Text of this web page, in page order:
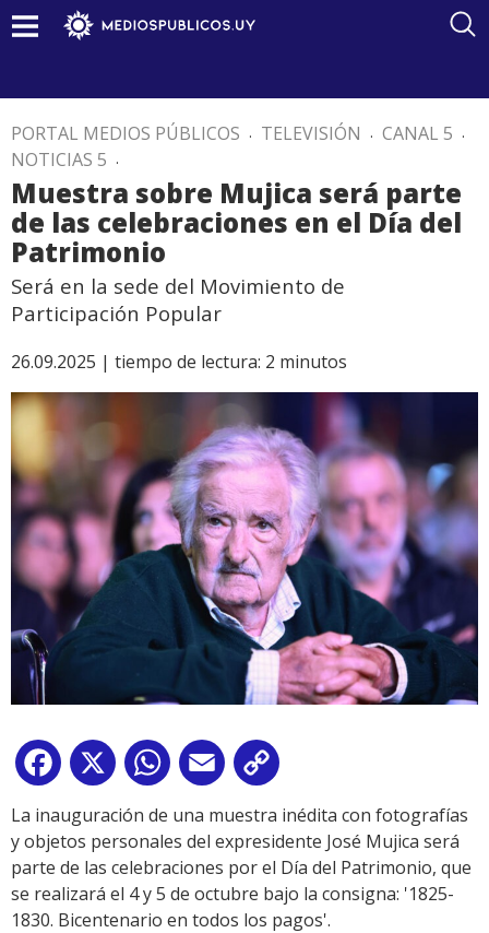
PORTAL MEDIOS PÚBLICOS . TELEVISIÓN . CANAL 5 .
NOTICIAS 5 .
Muestra sobre Mujica será parte
de las celebraciones en el Día del
Patrimonio
Será en la sede del Movimiento de
Participación Popular
26.09.2025 | tiempo de lectura: 2 minutos
Facebook
X WhatsApp
Email
Link
La inauguración de una muestra inédita con fotografías
y objetos personales del expresidente José Mujica será
parte de las celebraciones por el Día del Patrimonio, que
se realizará el 4 y 5 de octubre bajo la consigna: '1825-
1830. Bicentenario en todos los pagos'.